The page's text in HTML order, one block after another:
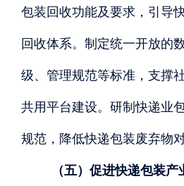
包装回收功能及要求，引导
回收体系。制定统一开放的
级、管理规范等标准，支撑
共用平台建设。研制快递业
规范，降低快递包装废弃物
（五）促进快递包装产